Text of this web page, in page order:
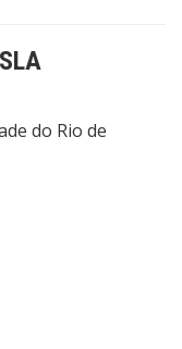
do Rio de